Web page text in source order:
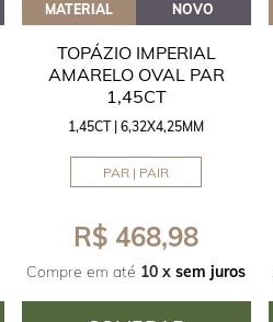
MATERIAL NOVO
TOPÁZIO IMPERIAL
AMARELO OVAL PAR
1,45CT
1,45CT | 6,32X4,25MM
PAR | PAIR
R$ 468,98
Compre em até 10 x sem juros